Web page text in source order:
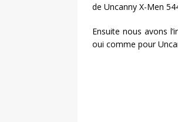
de Uncanny X-Men
Ensuite nous avons
oui comme pour